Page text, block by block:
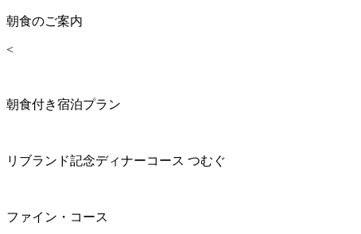
朝食のご案内
<
朝食付き宿泊プラン
リブランド記念ディナーコース つむぐ
ファイン・コース